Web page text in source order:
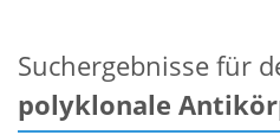
Suchergebnisse für
polyklonale